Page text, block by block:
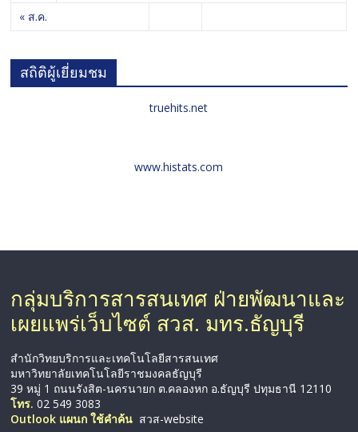
« ส.ค.
สถิติผู้เยี่ยมชม
truehits.net
www.histats.com
กลุ่มบริการสารสนเทศ ฝ่ายพัฒนาและ
เผยแพร่เว็บไซต์ สวส. มทร.ธัญบุรี
สำนักวิทยบริการและเทคโนโลยีสารสนเทศ
มหาวิทยาลัยเทคโนโลยีราชมงคลธัญบุรี
39 หมู่ 1 ถนนรังสิต-นครนายก ต.คลองหก อ.ธัญบุรี ปทุมธานี 12110
โทร. 02 549 3083
Outlook แผนก ใช้คำค้น สวส-website